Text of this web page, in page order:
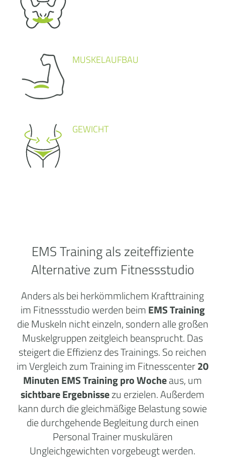
MUSKELAUFBAU
GEWICHT
EMS Training als zeiteffiziente
Alternative zum Fitnessstudio
Anders als bei herkömmlichem Krafttraining
im Fitnessstudio werden beimEMS Training
die Muskeln nicht einzeln, sondern alle großen
Muskelgruppen zeitgleich beansprucht. Das
steigert die Effizienz des Trainings. So reichen
im Vergleich zum Training im Fitnesscenter20
Minuten EMS Training pro Wocheaus, um
sichtbare Ergebnissezu erzielen. Außerdem
kann durch die gleichmäßige Belastung sowie
die durchgehende Begleitung durch einen
Personal Trainer muskulären
Ungleichgewichten vorgebeugt werden.